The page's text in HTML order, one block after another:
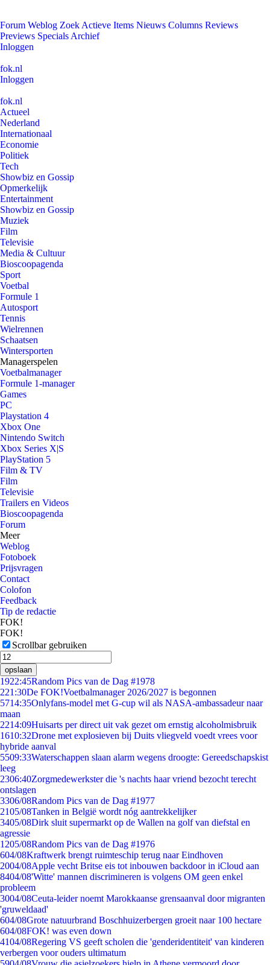
Forum Weblog Zoek Actieve Items Nieuws Columns Reviews
Previews Specials Archief
Inloggen
fok.nl
Inloggen
fok.nl
Actueel
Nederland
Internationaal
Economie
Politiek
Tech
Showbiz en Gossip
Opmerkelijk
Entertainment
Showbiz en Gossip
Muziek
Film
Televisie
Media & Cultuur
Bioscoopagenda
Sport
Voetbal
Formule 1
Autosport
Tennis
Wielrennen
Schaatsen
Wintersporten
Managerspelen
Voetbalmanager
Formule 1-manager
Games
PC
Playstation 4
Xbox One
Nintendo Switch
Xbox Series X|S
PlayStation 5
Film & TV
Film
Televisie
Trailers en Videos
Bioscoopagenda
Forum
Meer
Weblog
Fotoboek
Prijsvragen
Contact
Colofon
Feedback
Tip de redactie
FOK!
FOK!
Scrollbar gebruiken
opslaan
1922:45Random Pics van de Dag #1978
221:30De FOK!Voetbalmanager 2026/2027 is begonnen
5714:35Onlyfans-model met G-cup wil als NASA-ambassadeur naar
maan
2214:09Huisarts per direct uit vak gezet om ernstig alcoholmisbruik
1610:32Drone met explosieven bij Duits vliegveld voedt vrees voor
hybride aanval
5509:33Waterschappen slaan alarm wegens droogte: Gereedschapskist
leeg
2306:40Zorgmedewerkster die 's nachts haar vriend bezocht terecht
ontslagen
3306/08Random Pics van de Dag #1977
2105/08Tanken in België wordt nóg aantrekkelijker
3405/08Dirk sluit supermarkt op de Wallen na golf van diefstal en
agressie
1205/08Random Pics van de Dag #1976
604/08Kraftwerk brengt ruimteschip terug naar Eindhoven
2004/08Apple vecht Britse eis tot inbouwen backdoor in iCloud aan
8404/08'Witte' mannen discrimineren is volgens OM geen enkel
probleem
3004/08Ceuta-leider noemt Marokkaanse grensaanval door migranten
'gruweldaad'
604/08Grote natuurbrand Boschhuizerbergen groeit naar 100 hectare
604/08FOK! was even down
4104/08Regering VS geeft scholen die 'genderidentiteit' van kinderen
verbergen voor ouders ultimatum